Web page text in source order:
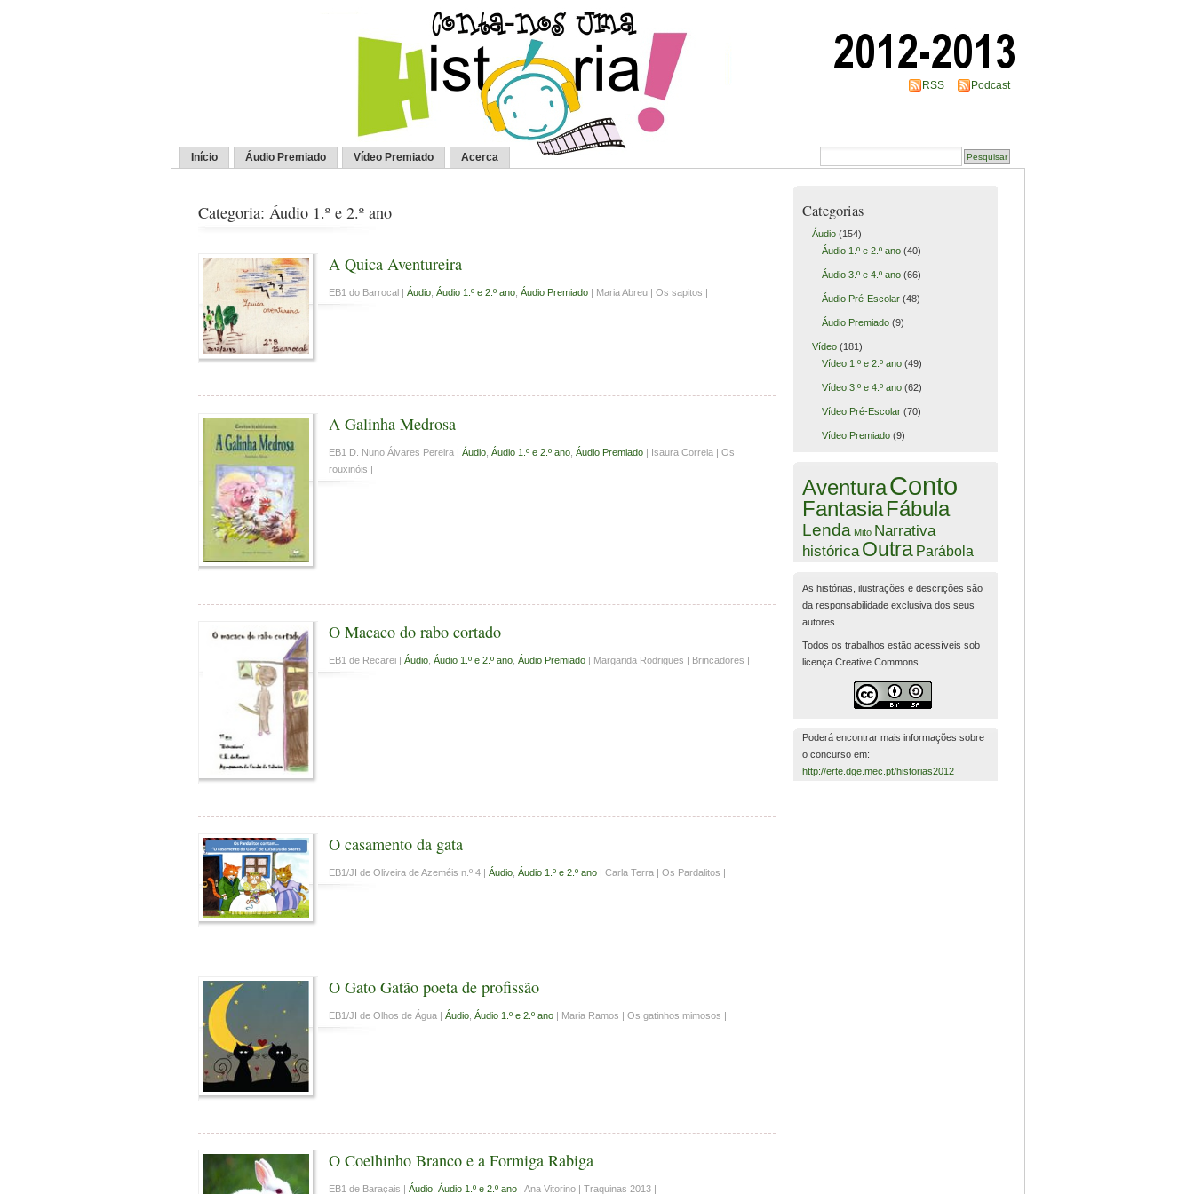
RSS Podcast
Início Áudio Premiado Vídeo Premiado Acerca
Categoria: Áudio 1.º e 2.º ano
A Quica Aventureira
EB1 do Barrocal |Áudio,Áudio 1.º e 2.º ano,Áudio Premiado | Maria Abreu | Os sapitos |
A Galinha Medrosa
EB1 D. Nuno Álvares Pereira |Áudio ,Áudio 1.º e 2.º ano ,Áudio Premiado | Isaura Correia | Os
rouxinóis |
O Macaco do rabo cortado
EB1 de Recarei |Áudio ,Áudio 1.º e 2.º ano ,Áudio Premiado | Margarida Rodrigues | Brincadores |
O casamento da gata
EB1/JI de Oliveira de Azeméis n.º 4 |Áudio ,Áudio 1.º e 2.º ano | Carla Terra | Os Pardalitos |
O Gato Gatão poeta de profissão
EB1/JI de Olhos de Água |Áudio ,Áudio 1.º e 2.º ano | Maria Ramos | Os gatinhos mimosos |
O Coelhinho Branco e a Formiga Rabiga
EB1 de Baraçais |Áudio ,Áudio 1.º e 2.º ano | Ana Vitorino | Traquinas 2013 |
Categorias
Áudio(154)
Áudio 1.º e 2.º ano(40)
Áudio 3.º e 4.º ano(66)
Áudio Pré-Escolar(48)
Áudio Premiado(9)
Vídeo(181)
Vídeo 1.º e 2.º ano(49)
Vídeo 3.º e 4.º ano(62)
Vídeo Pré-Escolar(70)
Vídeo Premiado(9)
AventuraConto
FantasiaFábula
Lenda Mito Narrativa
histórica Outra Parábola
As histórias, ilustrações e descrições são
da responsabilidade exclusiva dos seus
autores.
Todos os trabalhos estão acessíveis sob
licença Creative Commons.
Poderá encontrar mais informações sobre
o concurso em:
http://erte.dge.mec.pt/historias2012